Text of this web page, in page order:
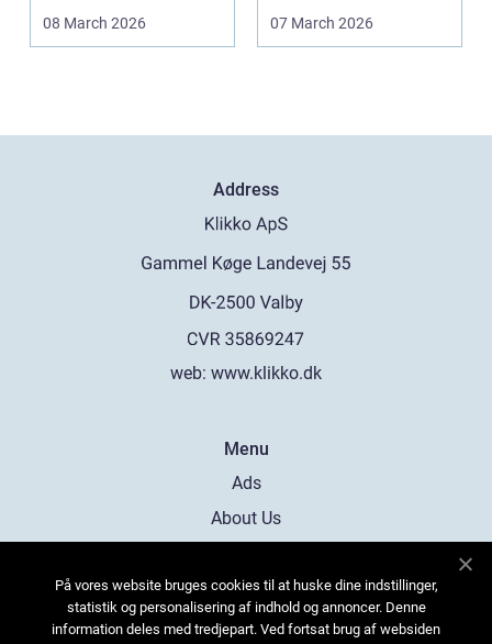
tilbygninger. N...
08 March 2026 07 March 2026
Address
web: www.klikko.dk
Menu
Ads
About Us
Contact
Sitemap
På vores website bruges cookies til at huske dine indstillinger,
statistik og personalisering af indhold og annoncer. Denne
information deles med tredjepart. Ved fortsat brug af websiden